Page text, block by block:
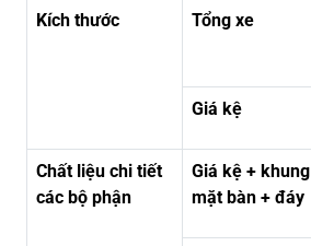
Kích thước Tổng xe
Giá kệ
Chất liệu chi tiết
các bộ phận
Giá kệ + khung
mặt bàn + đáy